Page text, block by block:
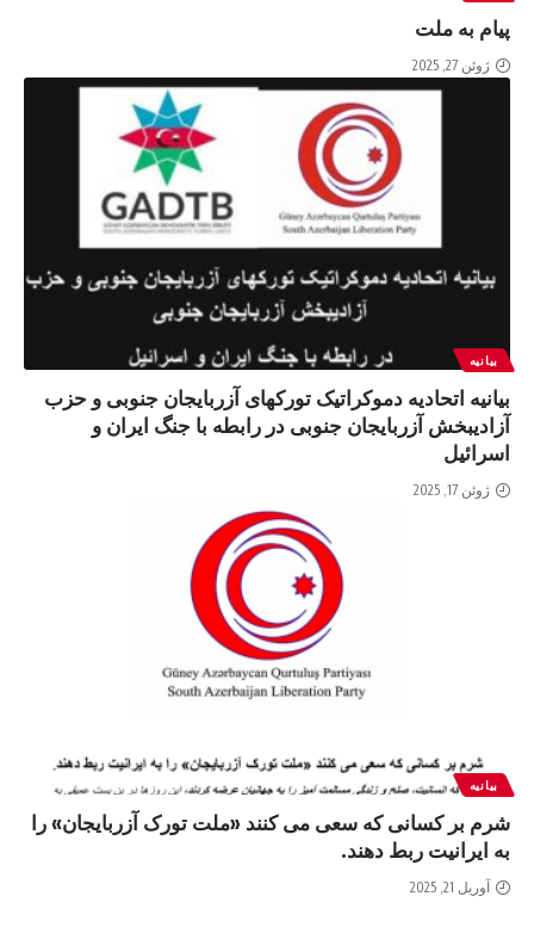
پیام به ملت
ژوئن 27, 2025
بیانیه
بیانیه اتحادیه دموکراتیک تورکهای آزربایجان جنوبی و حزب
آزادیبخش آزربایجان جنوبی در رابطه با جنگ ایران و
اسرائیل
ژوئن 17, 2025
بیانیه
شرم بر کسانی که سعی می کنند «ملت تورک آزربایجان» را
به ایرانیت ربط دهند.
آوریل 21, 2025